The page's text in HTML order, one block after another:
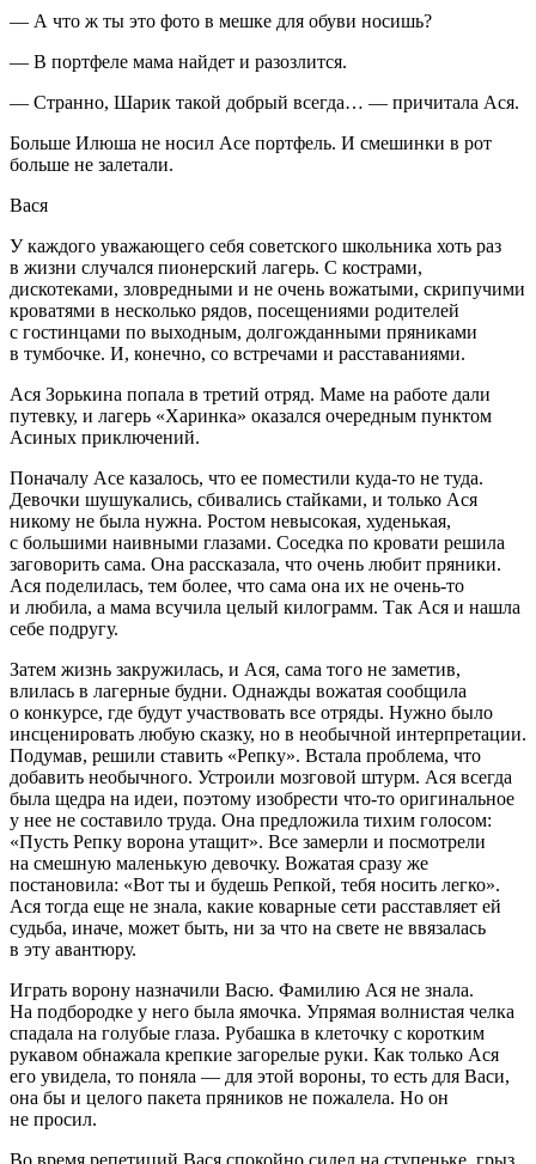
— А что ж ты это фото в мешке для обуви носишь?
— В портфеле мама найдет и разозлится.
— Странно, Шарик такой добрый всегда… — причитала Ася.
Больше Илюша не носил Асе портфель. И смешинки в рот
больше не залетали.
Вася
У каждого уважающего себя советского школьника хоть раз
в жизни случался пионерский лагерь. С кострами,
дискотеками, зловредными и не очень вожатыми, скрипучими
кроватями в несколько рядов, посещениями родителей
с гостинцами по выходным, долгожданными пряниками
в тумбочке. И, конечно, со встречами и расставаниями.
Ася Зорькина попала в третий отряд. Маме на работе дали
путевку, и лагерь «Харинка» оказался очередным пунктом
Асиных приключений.
Поначалу Асе казалось, что ее поместили куда-то не туда.
Девочки шушукались, сбивались стайками, и только Ася
никому не была нужна. Ростом невысокая, худенькая,
с большими наивными глазами. Соседка по кровати решила
заговорить сама. Она рассказала, что очень любит пряники.
Ася поделилась, тем более, что сама она их не очень-то
и любила, а мама всучила целый килограмм. Так Ася и нашла
себе подругу.
Затем жизнь закружилась, и Ася, сама того не заметив,
влилась в лагерные будни. Однажды вожатая сообщила
о конкурсе, где будут участвовать все отряды. Нужно было
инсценировать любую сказку, но в необычной интерпретации.
Подумав, решили ставить «Репку». Встала проблема, что
добавить необычного. Устроили мозговой штурм. Ася всегда
была щедра на идеи, поэтому изобрести что-то оригинальное
у нее не составило труда. Она предложила тихим голосом:
«Пусть Репку ворона утащит». Все замерли и посмотрели
на смешную маленькую девочку. Вожатая сразу же
постановила: «Вот ты и будешь Репкой, тебя носить легко».
Ася тогда еще не знала, какие коварные сети расставляет ей
судьба, иначе, может быть, ни за что на свете не ввязалась
в эту авантюру.
Играть ворону назначили Васю. Фамилию Ася не знала.
На подбородке у него была ямочка. Упрямая волнистая челка
спадала на голубые глаза. Рубашка в клеточку с коротким
рукавом обнажала крепкие загорелые руки. Как только Ася
его увидела, то поняла — для этой вороны, то есть для Васи,
она бы и целого пакета пряников не пожалела. Но он
не просил.
Во время репетиций Вася спокойно сидел на ступеньке, грыз